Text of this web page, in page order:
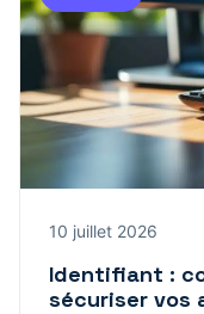
10 juillet 2026
Identifiant :
sécuriser vos